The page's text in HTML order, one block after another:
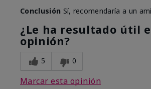
Conclusión Sí, recomendaría a un
¿Le ha resultado útil
opinión?
5 0
Marcar esta opinión